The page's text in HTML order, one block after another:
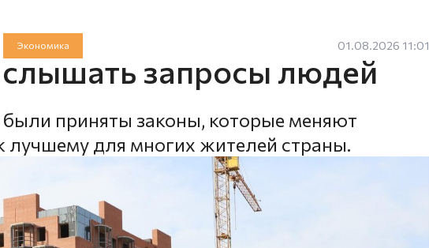
Экономика 01.08.2026 11:01
слышать запросы людей
приняты законы, которые меняют
лучшему для многих жителей страны.